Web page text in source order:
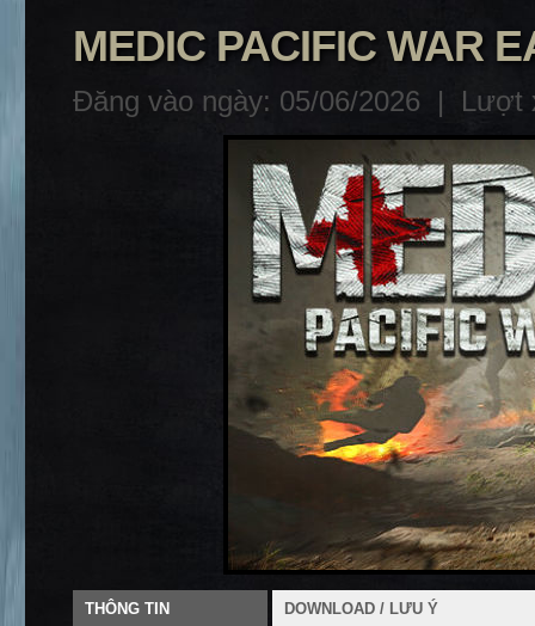
MEDIC PACIFIC WAR
Đăng vào ngày: 05/06/2026 | Lượt
THÔNG TIN DOWNLOAD / LƯU Ý